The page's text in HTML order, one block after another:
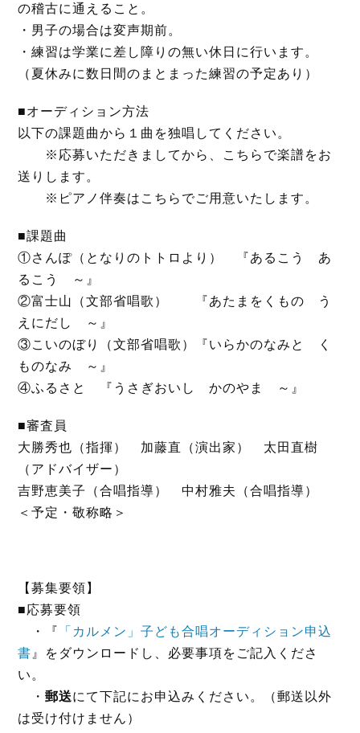
の稽古に通えること。
・男子の場合は変声期前。
・練習は学業に差し障りの無い休日に行います。
（夏休みに数日間のまとまった練習の予定あり）
■オーディション方法
以下の課題曲から１曲を独唱してください。
※応募いただきましてから、こちらで楽譜をお
送りします。
※ピアノ伴奏はこちらでご用意いたします。
■課題曲
①さんぽ（となりのトトロより） 『あるこう あ
るこう ～』
②富士山（文部省唱歌） 『あたまをくもの う
えにだし ～』
③こいのぼり（文部省唱歌）『いらかのなみと く
ものなみ ～』
④ふるさと 『うさぎおいし かのやま ～』
■審査員
大勝秀也（指揮） 加藤直（演出家） 太田直樹
（アドバイザー）
吉野恵美子（合唱指導） 中村雅夫（合唱指導）
＜予定・敬称略＞
【募集要領】
■応募要領
・『
「カルメン」子ども合唱オーディション申込
書 』をダウンロードし、必要事項をご記入くださ
い。
・郵送にて下記にお申込みください。（郵送以外
は受け付けません）